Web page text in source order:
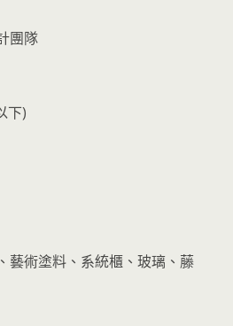
團隊
下)
藝術塗料、系統櫃、玻璃、藤